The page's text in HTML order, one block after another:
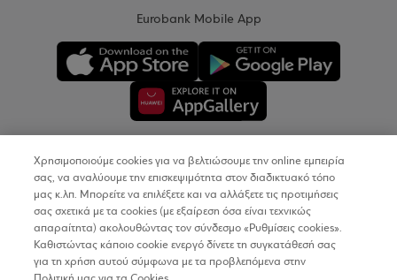
Eurobank Mobile App
Copyright © 2026
Όροι Χρήσης
Προσωπικά Δεδομένα στον Διαδικτυακό Τόπο
Χρησιμοποιούμε cookies για να βελτιώσουμε την online εμπειρία
σας, να αναλύουμε την επισκεψιμότητα στον διαδικτυακό τόπο
μας κ.λπ. Μπορείτε να επιλέξετε και να αλλάξετε τις προτιμήσεις
σας σχετικά με τα cookies (με εξαίρεση όσα είναι τεχνικώς
απαραίτητα) ακολουθώντας τον σύνδεσμο «Ρυθμίσεις cookies».
Καθιστώντας κάποιο cookie ενεργό δίνετε τη συγκατάθεσή σας
για τη χρήση αυτού σύμφωνα με τα προβλεπόμενα στην